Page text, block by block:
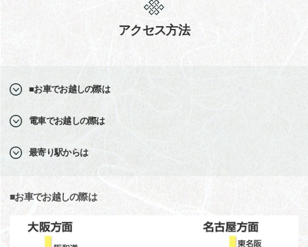
アクセス方法
■お車でお越しの際は
電車でお越しの際は
最寄り駅からは
■お車でお越しの際は